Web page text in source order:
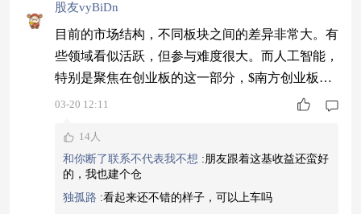
股友vyBiDn
目前的市场结构，不同板块之间的差异非常大。有
些领域看似活跃，但参与难度很大。而人工智能，
特别是聚焦在创业板的这一部分，$南方创业板人
工智能ETF联接A$（024725）$南方创业板人工智
长，表明其表现是有支撑的。预期在其他地方可能
只是一种设想，在这里则能看到具体的进展和业
03-20 12:11
14人
和你断了联系不代表我不想 :朋友跟着这基收益还蛮好
的，我也建个仓
独孤路 :看起来还不错的样子，可以上车吗